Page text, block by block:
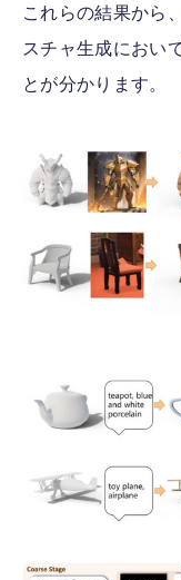
これらの結果から
スチャ生成におい
とが分かります。